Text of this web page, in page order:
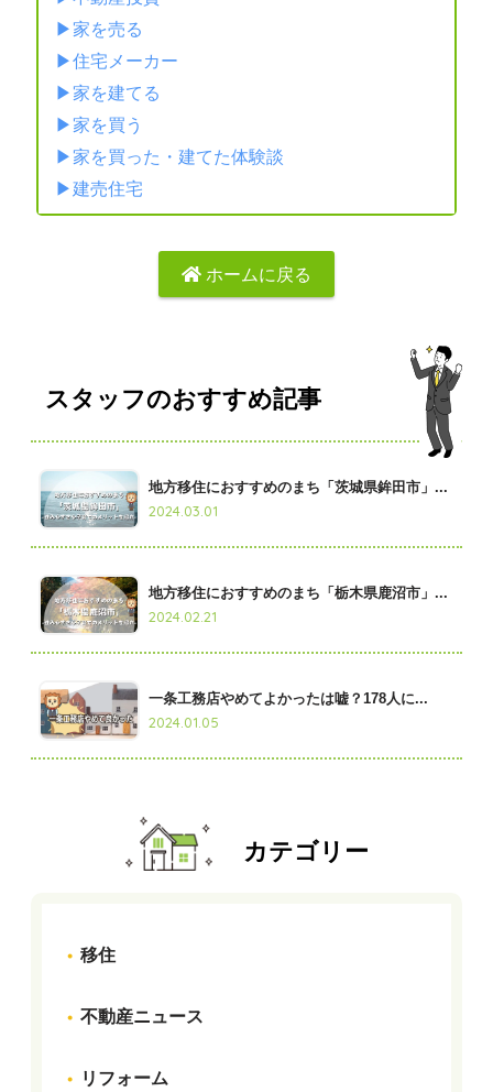
家を売る
住宅メーカー
家を建てる
家を買う
家を買った・建てた体験談
建売住宅
ホームに戻る
スタッフのおすすめ記事
地方移住におすすめのまち「茨城県鉾田市」...
2024.03.01
地方移住におすすめのまち「栃木県鹿沼市」...
2024.02.21
一条工務店やめてよかったは嘘？178人に...
2024.01.05
カテゴリー
移住
不動産ニュース
リフォーム